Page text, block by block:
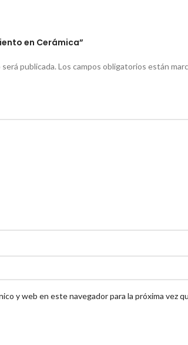
en Cerámica”
publicada. Los campos obligatorios están
y web en este navegador para la próxima vez